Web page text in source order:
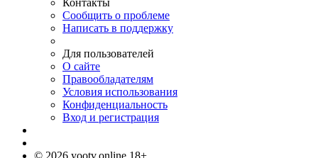
Контакты
Сообщить о проблеме
Написать в поддержку
Для пользователей
О сайте
Правообладателям
Условия использования
Конфиденциальность
Вход и регистрация
© 2026 yootv.online 18+